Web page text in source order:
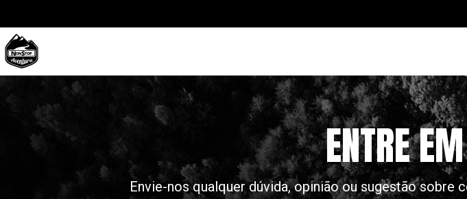
ENTRE
Envie-nos qualquer dúvida, opinião ou sugestão